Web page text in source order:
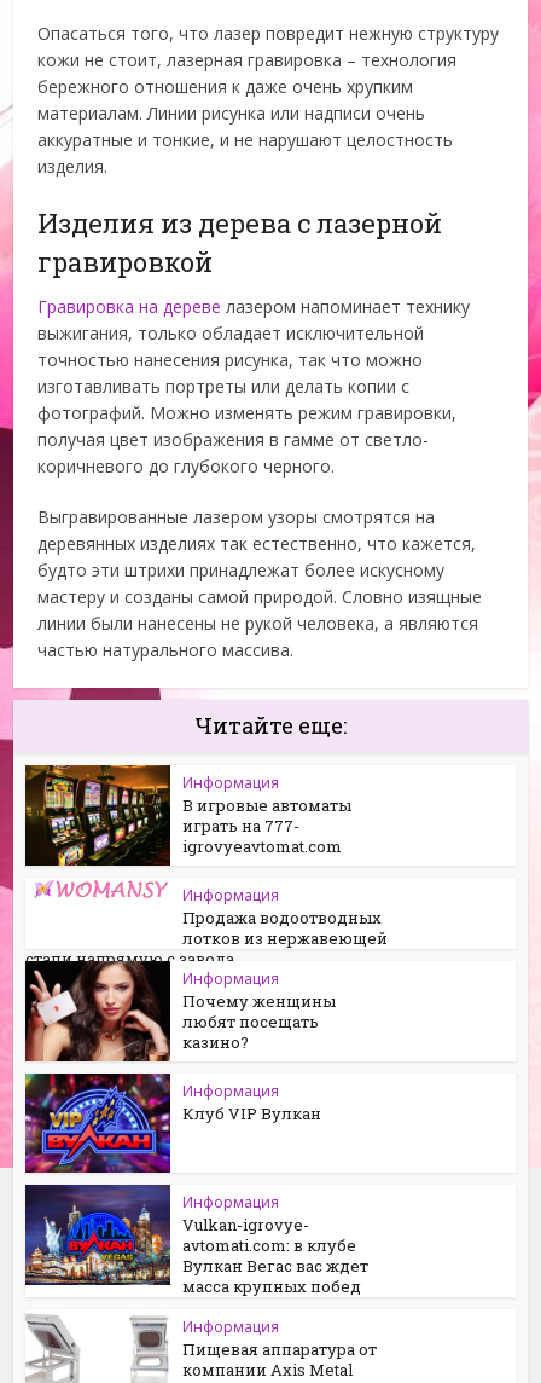
Опасаться того, что лазер повредит нежную структуру
кожи не стоит, лазерная гравировка – технология
бережного отношения к даже очень хрупким
материалам. Линии рисунка или надписи очень
аккуратные и тонкие, и не нарушают целостность
изделия.
Изделия из дерева с лазерной
гравировкой
Гравировка на дереве лазером напоминает технику
выжигания, только обладает исключительной
точностью нанесения рисунка, так что можно
изготавливать портреты или делать копии с
фотографий. Можно изменять режим гравировки,
получая цвет изображения в гамме от светло-
коричневого до глубокого черного.
Выгравированные лазером узоры смотрятся на
деревянных изделиях так естественно, что кажется,
будто эти штрихи принадлежат более искусному
мастеру и созданы самой природой. Словно изящные
линии были нанесены не рукой человека, а являются
частью натурального массива.
Читайте еще:
Информация
В игровые автоматы
играть на 777-
igrovyeavtomat.com
Информация
Продажа водоотводных
лотков из нержавеющей
стали напрямую с завода
Информация
Почему женщины
любят посещать
казино?
Информация
Клуб VIP Вулкан
Информация
Vulkan-igrovye-
avtomati.com: в клубе
Вулкан Вегас вас ждет
масса крупных побед
Информация
Пищевая аппаратура от
компании Axis Metal